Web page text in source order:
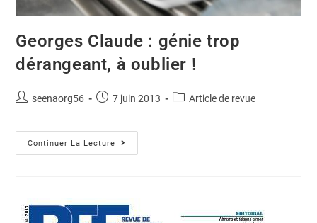
Georges Claude : génie trop
dérangeant, à oublier !
seenaorg56 7 juin 2013 Article de revue
Continuer La Lecture